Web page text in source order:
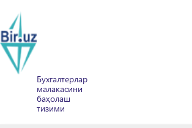
Бухгалтерлар
малакасини
баҳолаш
тизими